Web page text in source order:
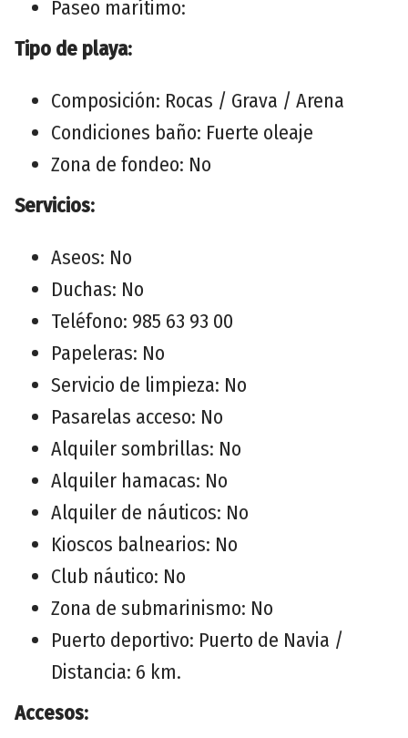
Paseo marítimo:
Tipo de playa:
Composición: Rocas / Grava / Arena
Condiciones baño: Fuerte oleaje
Zona de fondeo: No
Servicios:
Aseos: No
Duchas: No
Teléfono: 985 63 93 00
Papeleras: No
Servicio de limpieza: No
Pasarelas acceso: No
Alquiler sombrillas: No
Alquiler hamacas: No
Alquiler de náuticos: No
Kioscos balnearios: No
Club náutico: No
Zona de submarinismo: No
Puerto deportivo: Puerto de Navia /
Distancia: 6 km.
Accesos: